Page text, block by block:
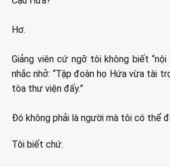
Hơ.
Giảng viên cứ ngỡ tôi không biết
nhắc nhở: “Tập đoàn họ Hứa vừa tài
tòa thư viện đấy.”
Đó không phải là người mà tôi có thể
Tôi biết chứ.